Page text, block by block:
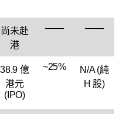
尚未赴
港
—— ——
38.9 億
港元
(IPO)
~25%
N/A (純
H 股)